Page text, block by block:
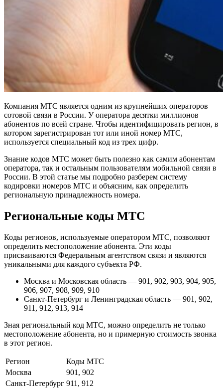
Компания МТС является одним из крупнейших операторов
сотовой связи в России. У оператора десятки миллионов
абонентов по всей стране. Чтобы идентифицировать регион, в
котором зарегистрирован тот или иной номер МТС,
используется специальный код из трех цифр.
Знание кодов МТС может быть полезно как самим абонентам
оператора, так и остальным пользователям мобильной связи в
России. В этой статье мы подробно разберем систему
кодировки номеров МТС и объясним, как определить
региональную принадлежность номера.
Региональные коды МТС
Коды регионов, используемые оператором МТС, позволяют
определить местоположение абонента. Эти коды
присваиваются Федеральным агентством связи и являются
уникальными для каждого субъекта РФ.
Москва и Московская область — 901, 902, 903, 904, 905,
906, 907, 908, 909, 910
Санкт-Петербург и Ленинградская область — 901, 902,
911, 912, 913, 914
Зная региональный код МТС, можно определить не только
местоположение абонента, но и примерную стоимость звонка
в этот регион.
Регион
Коды МТС
Москва
901, 902
Санкт-Петербург 911, 912